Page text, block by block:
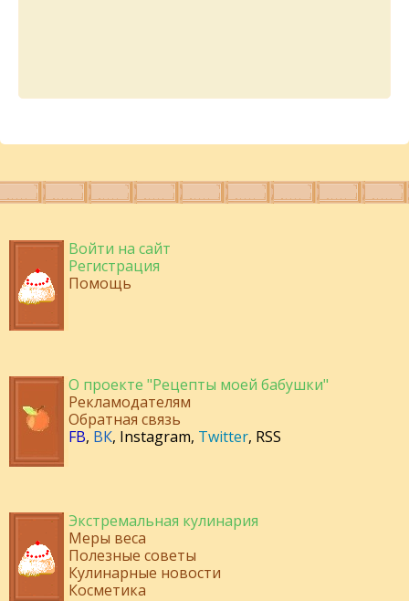
Войти на сайт
Регистрация
Помощь
О проекте "Рецепты моей бабушки"
Рекламодателям
Обратная связь
FB, ВК, Instagram, Twitter, RSS
Экстремальная кулинария
Меры веса
Полезные советы
Кулинарные новости
Косметика